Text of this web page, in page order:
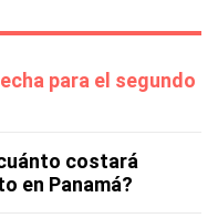
para el segundo
costará
en Panamá?